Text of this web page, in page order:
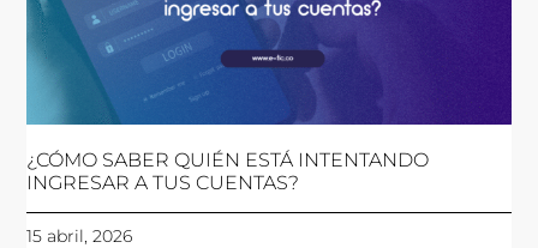
¿CÓMO SABER QUIÉN ESTÁ INTENTANDO
INGRESAR A TUS CUENTAS?
15 abril, 2026